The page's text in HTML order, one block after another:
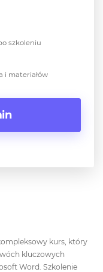
kurs, który
kluczowych
Word. Szkolenie
szkoleniu
i materiałów